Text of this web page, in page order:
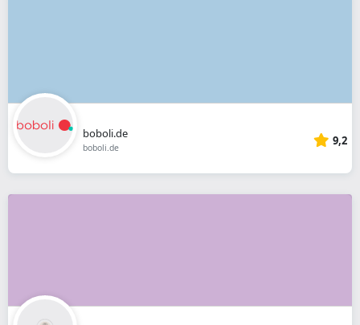
boboli.de
boboli.de 9,2